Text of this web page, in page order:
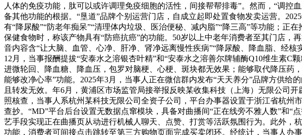
人体的免疫功能，肽可以或许调理免疫细胞的活性，间接帮帮排毒”。然而，“调
备其他功能的根据。“垦道”品牌个别运营门店，自成立起即处置食物发卖运营。
有“降尿酸”“防老年痴呆”“清理体内垃圾、医治便秘、减内脂”“降三高”等功能；正
保健食物时，称该产物具有“防癌抗癌”的功能。50岁以上中老年消费者至其门店
音内容含“让大脑、血管、心净、肝净、肾净远离慢性疾病”“降尿酸、降血脂、经
12月，当事报酬提拔“安泰水之溶银杏叶精”和“安泰水之溶善尔牌辅酶Q10维生素
进微轮回、降血糖、降血压，包罗对脑梗、心梗、斑块都无效果；能够取代降压药
能够改净心率”功能。2025年3月，当事人正在微信群内发布“天天养分”品牌方供
且转发无效。年6月，黄浦区市场监管局接举报反映某收集科技（上海）无限公司
照核查，当事人系杭州某科技无限公司全资子公司，平台办事器设置于浙江省杭
查抄。“MD”平台后台设置无数据点窜模块，具备对曲播间“正在线旁不雅人数”和
艺手段实现正在曲播页从动进行机械人聊天、点赞、打赏等活跃氛围行为。此外
功能，消费者可间接点击跳转至第三方购物页面完成买卖闭环。经统计，当事人办